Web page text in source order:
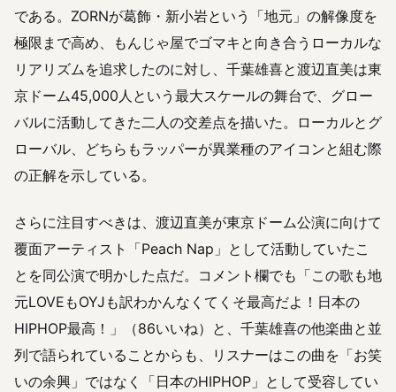
である。ZORNが葛飾・新小岩という「地元」の解像度を
極限まで高め、もんじゃ屋でゴマキと向き合うローカルな
リアリズムを追求したのに対し、千葉雄喜と渡辺直美は東
京ドーム45,000人という最大スケールの舞台で、グロー
バルに活動してきた二人の交差点を描いた。ローカルとグ
ローバル、どちらもラッパーが異業種のアイコンと組む際
の正解を示している。
さらに注目すべきは、渡辺直美が東京ドーム公演に向けて
覆面アーティスト「Peach Nap」として活動していたこ
とを同公演で明かした点だ。コメント欄でも「この歌も地
元LOVEもOYJも訳わかんなくてくそ最高だよ！日本の
HIPHOP最高！」（86いいね）と、千葉雄喜の他楽曲と並
列で語られていることからも、リスナーはこの曲を「お笑
いの余興」ではなく「日本のHIPHOP」として受容してい